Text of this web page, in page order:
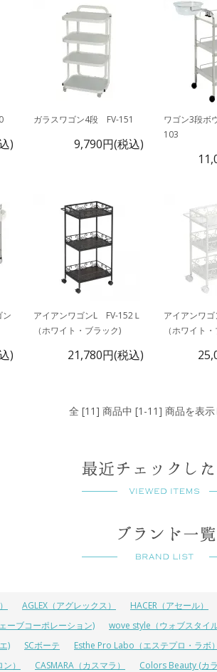
)
ガラスワゴン4段 FV-151
9,790円(税込)
ワゴン3段ボ
103
ン
)
アイアンワゴンL FV-152Ｌ
（ホワイト・ブラック)
21,780円(税込)
アイアンワ
（ホワイト
全 [11] 商品中 [1-11] 商品を表示
AGLEX（アグレックス） HACER（アセール）
ブコーポレーション)
wove style（ウォブスタイル
)
SCボーテ Esthe Pro Labo（エステプロ・ラボ）
）
CASMARA（カスマラ） Colors Beauty (カ